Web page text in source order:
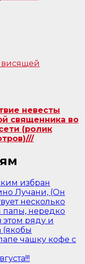
невесты
священника во
(ролик
избран
Лучани, (Он
несколько
папы, нередко
этом ряду и
(якобы
чашку кофе с